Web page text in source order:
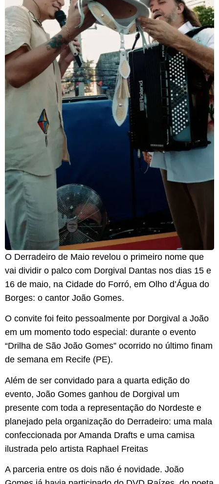
O Derradeiro de Maio revelou o primeiro nome que
vai dividir o palco com Dorgival Dantas nos dias 15 e
16 de maio, na Cidade do Forró, em Olho d’Água do
Borges: o cantor João Gomes.
O convite foi feito pessoalmente por Dorgival a João
em um momento todo especial: durante o evento
“Drilha de São João Gomes” ocorrido no último finam
de semana em Recife (PE).
Além de ser convidado para a quarta edição do
evento, João Gomes ganhou de Dorgival um
presente com toda a representação do Nordeste e
planejado pela organização do Derradeiro: uma mala
confeccionada por Amanda Drafts e uma camisa
ilustrada pelo artista Raphael Freitas
A parceria entre os dois não é novidade. João